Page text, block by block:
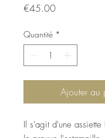
€45.00Prix
Quantité *
Ajouter au
Il s'agit d'une assiette